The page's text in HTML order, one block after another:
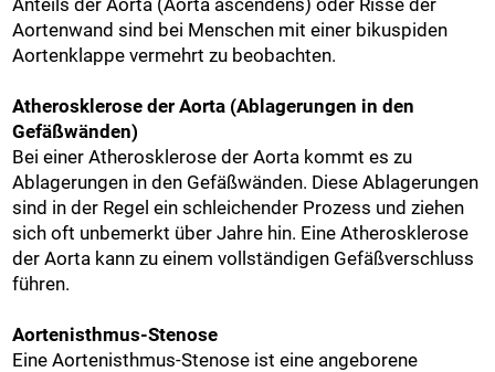
Aortenwand sind bei Menschen mit einer bikuspiden
Aortenklappe vermehrt zu beobachten.
Atherosklerose der Aorta (Ablagerungen in den
Gefäßwänden)
Bei einer Atherosklerose der Aorta kommt es zu
Ablagerungen in den Gefäßwänden. Diese Ablagerungen
sind in der Regel ein schleichender Prozess und ziehen
sich oft unbemerkt über Jahre hin. Eine Atherosklerose
der Aorta kann zu einem vollständigen Gefäßverschluss
führen.
Aortenisthmus-Stenose
Eine Aortenisthmus-Stenose ist eine angeborene